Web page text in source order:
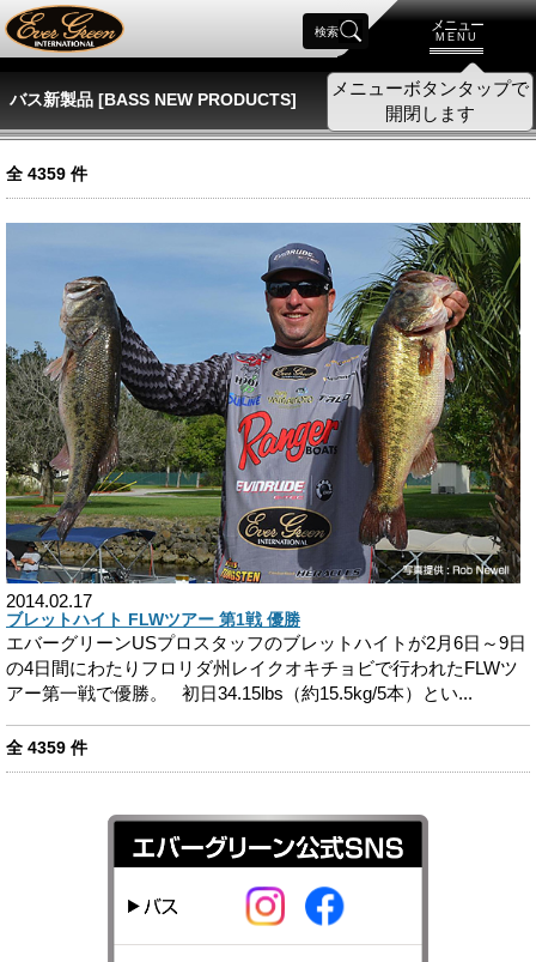
メニュー
MENU
検索
バス新製品 [BASS NEW PRODUCTS]
全 4359 件
2014.02.17
ブレットハイト FLWツアー 第1戦 優勝
エバーグリーンUSプロスタッフのブレットハイトが2月6日～9日
の4日間にわたりフロリダ州レイクオキチョビで行われたFLWツ
アー第一戦で優勝。 初日34.15lbs（約15.5kg/5本）とい...
全 4359 件